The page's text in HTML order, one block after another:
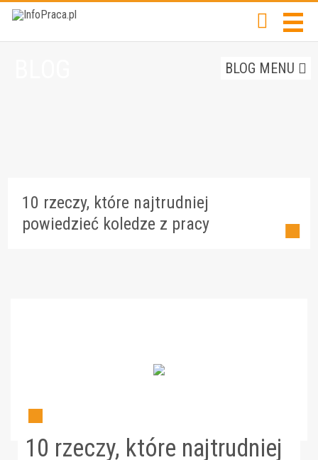
BLOG MENU
10 rzeczy, które najtrudniej
powiedzieć koledze z pracy
10 rzeczy, które najtrudniej